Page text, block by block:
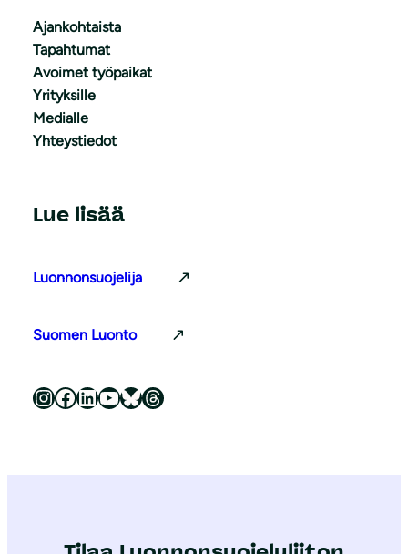
Ajankohtaista
Tapahtumat
Avoimet työpaikat
Yrityksille
Medialle
Yhteystiedot
Lue lisää
Luonnonsuojelija
Suomen Luonto
Luonnonsuojeluliitto Instagramissa Luonnonsuojeluliitto Facebookissa Luonnonsuojeluliitto LinkedInissä Luonnonsuojeluliiton YouTube-kanava Luonnonsuojeluliitto Blueskyssa Luonnonsuojeluliitto Threadsissa